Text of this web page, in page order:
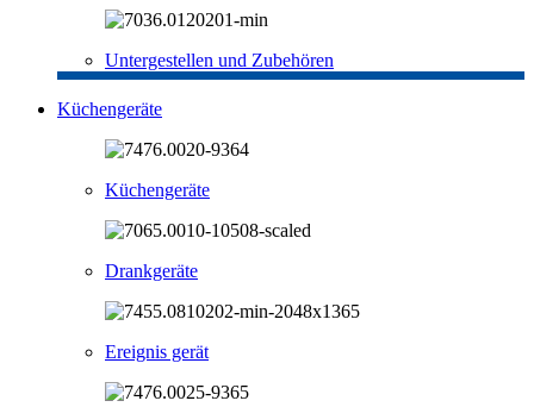
Untergestellen und Zubehören
Küchengeräte
Küchengeräte
Drankgeräte
Ereignis gerät